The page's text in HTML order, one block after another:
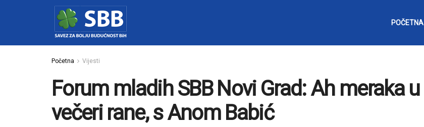
POČETNA
Početna Vijesti
Forum mladih SBB Novi Grad: Ah meraka u
večeri rane, s Anom Babić